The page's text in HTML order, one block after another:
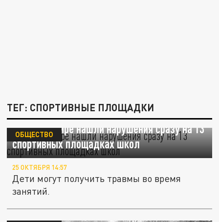
ТЕГ: СПОРТИВНЫЕ ПЛОЩАДКИ
Во Владимире нашли нарушения сразу на 13
спортивных площадках школ
ОБЩЕСТВО
25 ОКТЯБРЯ 14:57
Дети могут получить травмы во время
занятий.